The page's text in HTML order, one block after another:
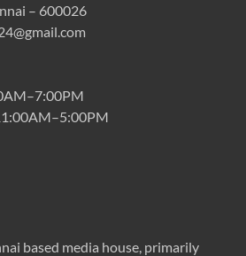
– 600026
based media house, primarily